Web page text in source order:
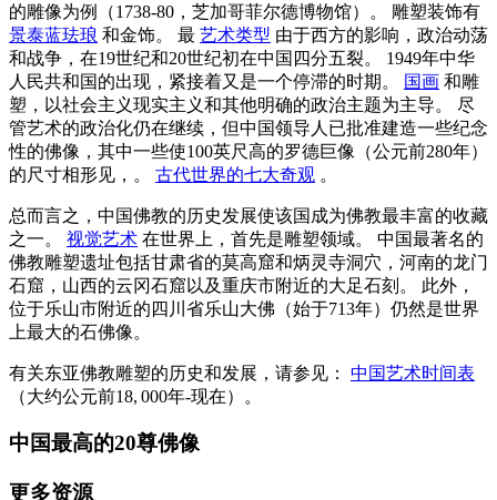
的雕像为例（1738-80，芝加哥菲尔德博物馆）。 雕塑装饰有
景泰蓝珐琅 和金饰。 最 艺术类型 由于西方的影响，政治动荡
和战争，在19世纪和20世纪初在中国四分五裂。 1949年中华
人民共和国的出现，紧接着又是一个停滞的时期。
国画 和雕
塑，以社会主义现实主义和其他明确的政治主题为主导。 尽
管艺术的政治化仍在继续，但中国领导人已批准建造一些纪念
性的佛像，其中一些使100英尺高的罗德巨像（公元前280年）
的尺寸相形见，。 古代世界的七大奇观 。
总而言之，中国佛教的历史发展使该国成为佛教最丰富的收藏
之一。 视觉艺术 在世界上，首先是雕塑领域。 中国最著名的
佛教雕塑遗址包括甘肃省的莫高窟和炳灵寺洞穴，河南的龙门
石窟，山西的云冈石窟以及重庆市附近的大足石刻。 此外，
位于乐山市附近的四川省乐山大佛（始于713年）仍然是世界
上最大的石佛像。
有关东亚佛教雕塑的历史和发展，请参见： 中国艺术时间表
（大约公元前18, 000年-现在）。
中国最高的20尊佛像
更多资源